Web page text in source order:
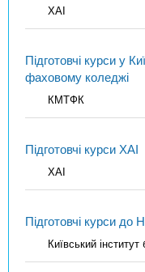
ХАІ
Підготовчі курси у
фаховому коледжі
КМТФК
Підготовчі курси ХАІ
ХАІ
Підготовчі курси до
Київський інститут